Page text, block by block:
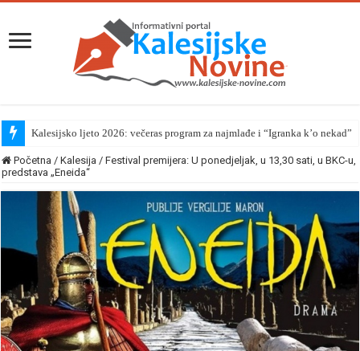
Kalesijsko ljeto 2026: večeras program za najmlađe i “Igranka k’o nekad”
Početna / Kalesija / Festival premijera: U ponedjeljak, u 13,30 sati, u BKC-u,
predstava „Eneida“